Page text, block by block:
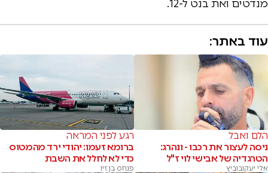
מנדטים ואת בנט ל-12.
עוד באתר:
הלם ואבל
ניסה לעצור את רכבו - ונהרג:
הטרגדיה של אבישי לוי ז"ל
אלי יעקובוביץ
רגע לפני המראה
ברומא זעמו: יהודי ירד מהמטוס
כדי לא לחלל את השבת
פנחס בן זיו